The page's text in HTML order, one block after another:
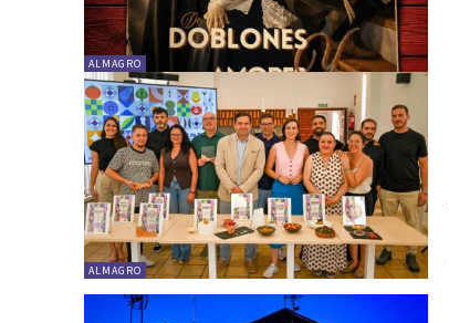
ALMAGRO
ALMAGRO